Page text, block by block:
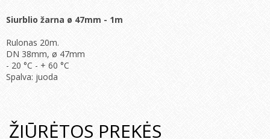
Siurblio žarna ø 47mm - 1m
Rulonas 20m.
DN 38mm, ø 47mm
- 20 °C - + 60 °C
Spalva: juoda
ŽIŪRĖTOS PREKĖS